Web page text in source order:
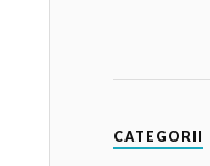
CATEGORII